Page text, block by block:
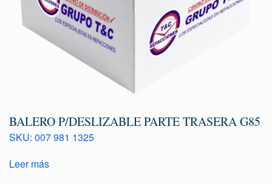
BALERO P/DESLIZABLE PARTE TRASERA G85
SKU: 007 981 1325
Leer más